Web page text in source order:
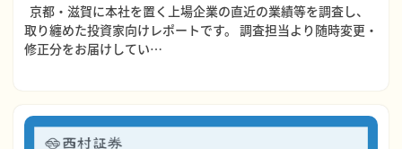
京都・滋賀に本社を置く上場企業の直近の業績等を調査し、
取り纏めた投資家向けレポートです。 調査担当より随時変更・
修正分をお届けしてい…